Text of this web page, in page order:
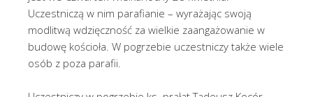
Uczestniczą w nim parafianie – wyrażając swoją
modlitwą wdzięczność za wielkie zaangażowanie w
budowę kościoła. W pogrzebie uczestniczy także wiele
osób z poza parafii.